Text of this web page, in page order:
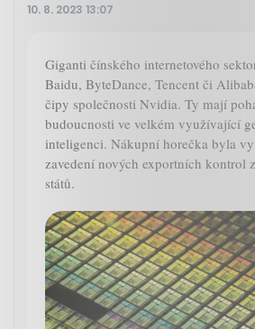
10. 8. 2023 13:07
Giganti čínského internetového
Baidu, ByteDance, Tencent či
čipy společnosti Nvidia. Ty mají
budoucnosti ve velkém využívající
inteligenci. Nákupní horečka byla
zavedení nových exportních kontrol
států.